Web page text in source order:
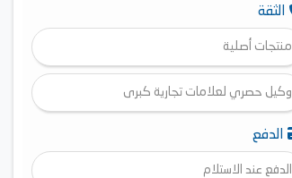
الثقة
منتجات أصلية
وكيل حصري لعلامات تجارية كبرى
الدفع
الدفع عند الاستلام